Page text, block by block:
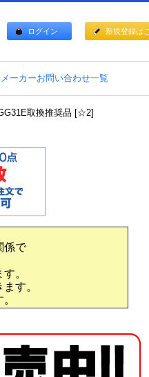
ログイン 新規登録は
メーカーお問い合わせ一覧
取換推奨品 [☆2]
係で
。
す。